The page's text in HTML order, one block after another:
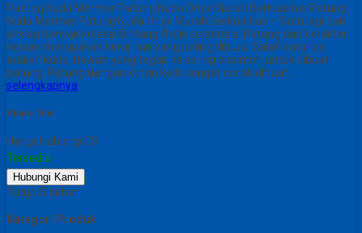
Patung Kuda Marmer Patung Kuda Onyx Murah Berkualitas Patung
Kuda Marmer Patung Kuda Onyx Murah Berkualitas – Satu lagi dari
sekian banyak koleksi Bintang Antik sejahtera. Patung dari karakter
hewan merupakan kerajinan yang paling diburu. Salah satunya
adalah kuda, hewan yang tegap ini sering dicontoh untuk dibuat
patung. Patung dengan kuran kecil sangat cocok dibuat…
selengkapnya
Share This :
Harga Hubungi CS
Tersedia
Hubungi Kami
Tutup Sidebar
Kategori Produk